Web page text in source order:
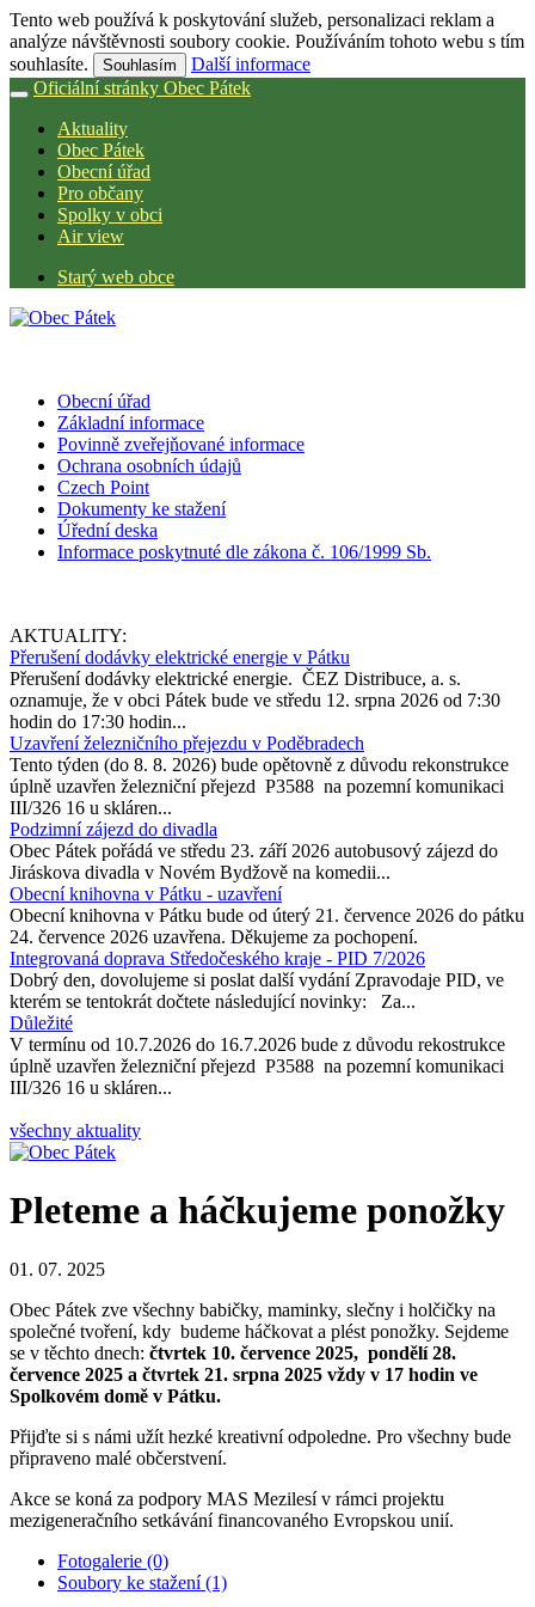
Tento web používá k poskytování služeb, personalizaci reklam a
analýze návštěvnosti soubory cookie. Používáním tohoto webu s tím
souhlasíte.
Souhlasím
Další informace
Oficiální stránky Obec Pátek
Aktuality
Obec Pátek
Obecní úřad
Pro občany
Spolky v obci
Air view
Starý web obce
Obecní úřad
Základní informace
Povinně zveřejňované informace
Ochrana osobních údajů
Czech Point
Dokumenty ke stažení
Úřední deska
Informace poskytnuté dle zákona č. 106/1999 Sb.
AKTUALITY:
Přerušení dodávky elektrické energie v Pátku
Přerušení dodávky elektrické energie. ČEZ Distribuce, a. s.
oznamuje, že v obci Pátek bude ve středu 12. srpna 2026 od 7:30
hodin do 17:30 hodin...
Uzavření železničního přejezdu v Poděbradech
Tento týden (do 8. 8. 2026) bude opětovně z důvodu rekonstrukce
úplně uzavřen železniční přejezd P3588 na pozemní komunikaci
III/326 16 u skláren...
Podzimní zájezd do divadla
Obec Pátek pořádá ve středu 23. září 2026 autobusový zájezd do
Jiráskova divadla v Novém Bydžově na komedii...
Obecní knihovna v Pátku - uzavření
Obecní knihovna v Pátku bude od úterý 21. července 2026 do pátku
24. července 2026 uzavřena. Děkujeme za pochopení.
Integrovaná doprava Středočeského kraje - PID 7/2026
Dobrý den, dovolujeme si poslat další vydání Zpravodaje PID, ve
kterém se tentokrát dočtete následující novinky: Za...
Důležité
V termínu od 10.7.2026 do 16.7.2026 bude z důvodu rekostrukce
úplně uzavřen železniční přejezd P3588 na pozemní komunikaci
III/326 16 u skláren...
všechny aktuality
Pleteme a háčkujeme ponožky
01. 07. 2025
Obec Pátek zve všechny babičky, maminky, slečny i holčičky na
společné tvoření, kdy budeme háčkovat a plést ponožky. Sejdeme
se v těchto dnech: čtvrtek 10. července 2025, pondělí 28.
července 2025 a čtvrtek 21. srpna 2025 vždy v 17 hodin ve
Spolkovém domě v Pátku.
Přijďte si s námi užít hezké kreativní odpoledne. Pro všechny bude
připraveno malé občerstvení.
Akce se koná za podpory MAS Mezilesí v rámci projektu
mezigeneračního setkávání financovaného Evropskou unií.
Fotogalerie (0)
Soubory ke stažení (1)